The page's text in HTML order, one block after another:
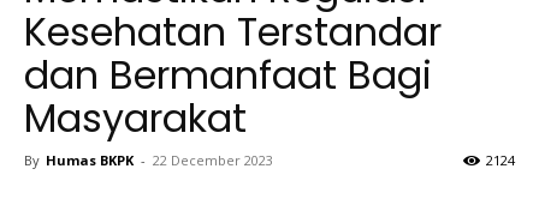
Kesehatan Terstandar
dan Bermanfaat Bagi
Masyarakat
By Humas BKPK - 22 December 2023 2124